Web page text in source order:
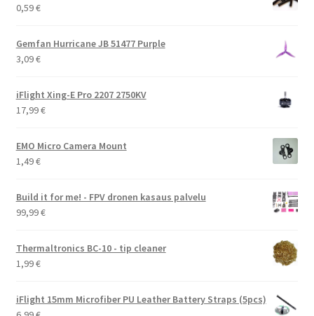
0,59€
Gemfan Hurricane JB 51477 Purple
3,09€
iFlight Xing-E Pro 2207 2750KV
17,99€
EMO Micro Camera Mount
1,49€
Build it for me! - FPV dronen kasaus palvelu
99,99€
Thermaltronics BC-10 - tip cleaner
1,99€
iFlight 15mm Microfiber PU Leather Battery Straps (5pcs)